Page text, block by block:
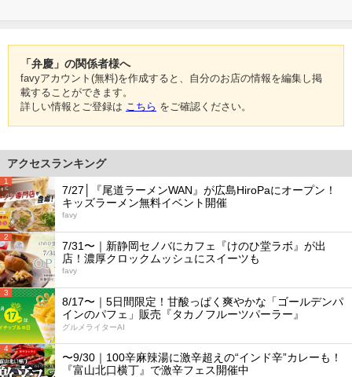
「弁慶」の関係者様へ
favyアカウント(無料)を作成すると、自分のお店の情報を編集し掲
載することができます。
詳しい情報とご登録は こちら をご確認ください。
アクセスランキング
1
7/27│『尾道ラーメンWAN』が広島HiroPaにオープン！
キッズラーメン無料イベント開催
favy
2
7/31〜｜新静岡セノバにカフェ『けのひ堂ラボ』が出
店！濃厚クロックムッシュにスイーツも
favy
3
8/17〜｜5日間限定！甘酸っぱく爽やかな「ゴールデンパ
インのパフェ」販売『タカノフルーツパーラー』
グルメライターAI
4
〜9/30｜100辛麻辣湯に激辛超えの“インド辛”カレーも！
『富山北口横丁』で激辛フェス開催中